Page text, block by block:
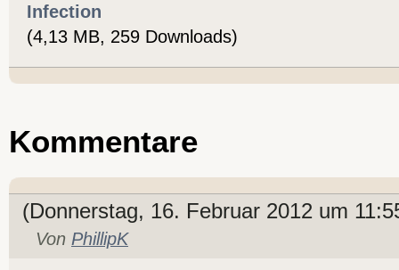
Infection
(4,13 MB, 259 Downloads)
Kommentare
(Donnerstag, 16. Februar 2012 um
Von PhillipK